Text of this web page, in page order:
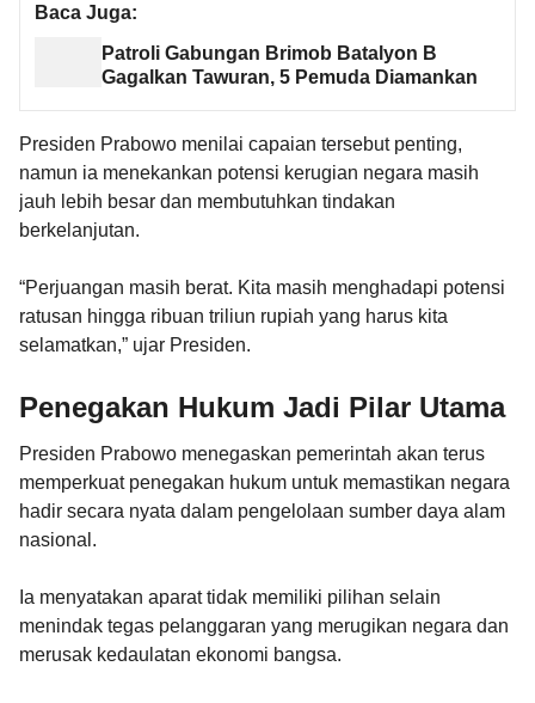
Baca Juga:
Patroli Gabungan Brimob Batalyon B
Gagalkan Tawuran, 5 Pemuda Diamankan
Presiden Prabowo menilai capaian tersebut penting,
namun ia menekankan potensi kerugian negara masih
jauh lebih besar dan membutuhkan tindakan
berkelanjutan.
“Perjuangan masih berat. Kita masih menghadapi potensi
ratusan hingga ribuan triliun rupiah yang harus kita
selamatkan,” ujar Presiden.
Penegakan Hukum Jadi Pilar Utama
Presiden Prabowo menegaskan pemerintah akan terus
memperkuat penegakan hukum untuk memastikan negara
hadir secara nyata dalam pengelolaan sumber daya alam
nasional.
Ia menyatakan aparat tidak memiliki pilihan selain
menindak tegas pelanggaran yang merugikan negara dan
merusak kedaulatan ekonomi bangsa.